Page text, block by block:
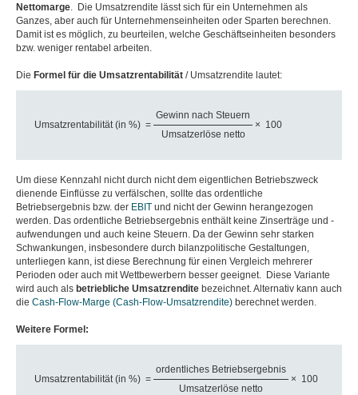
Nettomarge. Die Umsatzrendite lässt sich für ein Unternehmen als
Ganzes, aber auch für Unternehmenseinheiten oder Sparten berechnen.
Damit ist es möglich, zu beurteilen, welche Geschäftseinheiten besonders
bzw. weniger rentabel arbeiten.
Die Formel für die Umsatzrentabilität / Umsatzrendite lautet:
Umsatzrentabilität (in %) =
Gewinn nach Steuern
× 100
Umsatzerlöse netto
Um diese Kennzahl nicht durch nicht dem eigentlichen Betriebszweck
dienende Einflüsse zu verfälschen, sollte das ordentliche
Betriebsergebnis bzw. der EBIT und nicht der Gewinn herangezogen
werden. Das ordentliche Betriebsergebnis enthält keine Zinserträge und -
aufwendungen und auch keine Steuern. Da der Gewinn sehr starken
Schwankungen, insbesondere durch bilanzpolitische Gestaltungen,
unterliegen kann, ist diese Berechnung für einen Vergleich mehrerer
Perioden oder auch mit Wettbewerbern besser geeignet. Diese Variante
wird auch als betriebliche Umsatzrendite bezeichnet. Alternativ kann auch
die Cash-Flow-Marge (Cash-Flow-Umsatzrendite) berechnet werden.
Weitere Formel:
Umsatzrentabilität (in %) =
ordentliches Betriebsergebnis
× 100
Umsatzerlöse netto